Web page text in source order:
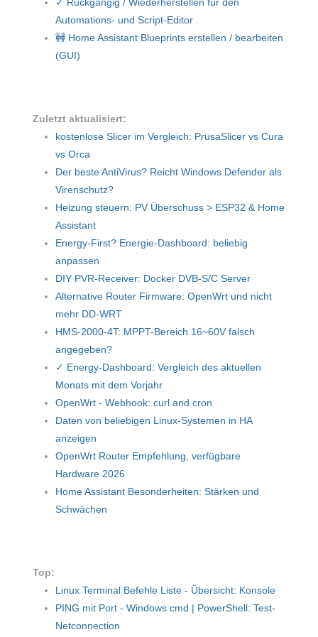
✓ Rückgängig / Wiederherstellen für den
Automations- und Script-Editor
🚧 Home Assistant Blueprints erstellen / bearbeiten
(GUI)
Zuletzt aktualisiert:
kostenlose Slicer im Vergleich: PrusaSlicer vs Cura
vs Orca
Der beste AntiVirus? Reicht Windows Defender als
Virenschutz?
Heizung steuern: PV Überschuss > ESP32 & Home
Assistant
Energy-First? Energie-Dashboard: beliebig
anpassen
DIY PVR-Receiver: Docker DVB-S/C Server
Alternative Router Firmware: OpenWrt und nicht
mehr DD-WRT
HMS-2000-4T: MPPT-Bereich 16~60V falsch
angegeben?
✓ Energy-Dashboard: Vergleich des aktuellen
Monats mit dem Vorjahr
OpenWrt - Webhook: curl and cron
Daten von beliebigen Linux-Systemen in HA
anzeigen
OpenWrt Router Empfehlung, verfügbare
Hardware 2026
Home Assistant Besonderheiten: Stärken und
Schwächen
Top:
Linux Terminal Befehle Liste - Übersicht: Konsole
PING mit Port - Windows cmd | PowerShell: Test-
Netconnection